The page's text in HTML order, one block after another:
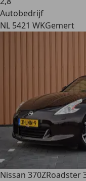
Autobedrijf
NL 5421 WKGemert
Nissan 370ZRoadster